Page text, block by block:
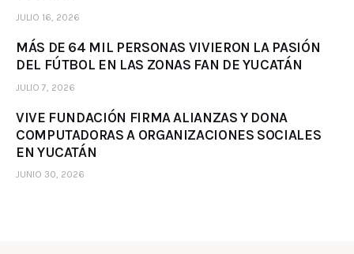
JULIO 16, 2026
MÁS DE 64 MIL PERSONAS VIVIERON LA PASIÓN
DEL FÚTBOL EN LAS ZONAS FAN DE YUCATÁN
JULIO 7, 2026
VIVE FUNDACIÓN FIRMA ALIANZAS Y DONA
COMPUTADORAS A ORGANIZACIONES SOCIALES
EN YUCATÁN
JUNIO 30, 2026